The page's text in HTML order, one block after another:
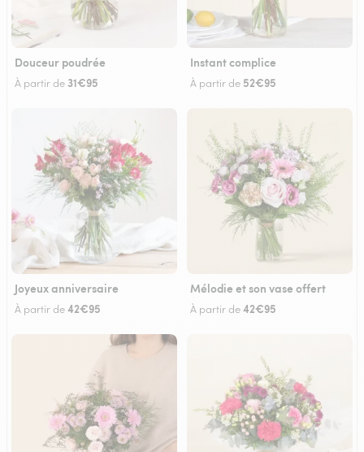
Douceur poudrée
À partir de 31€95
Instant complice
À partir de 52€95
Joyeux anniversaire
À partir de42€95
Mélodie et son vase offert
À partir de42€95